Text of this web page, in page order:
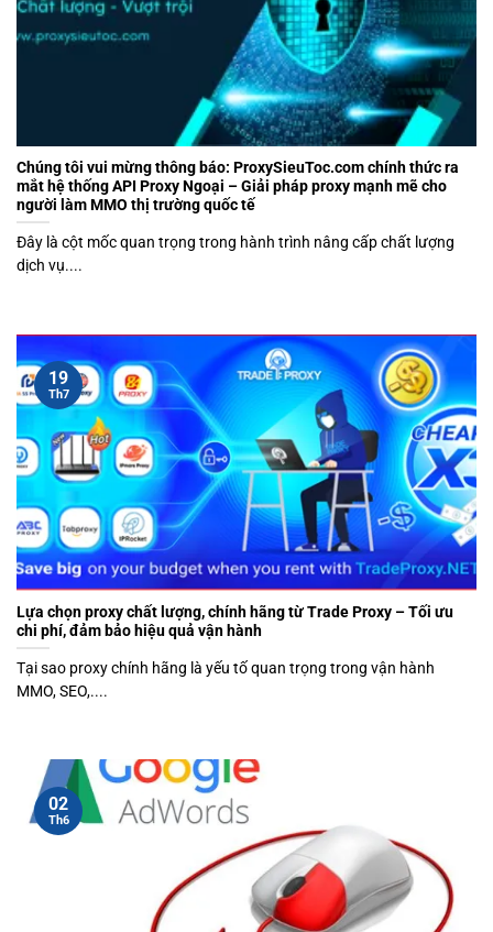
Chúng tôi vui mừng thông báo: ProxySieuToc.com chính thức ra
mắt hệ thống API Proxy Ngoại – Giải pháp proxy mạnh mẽ cho
người làm MMO thị trường quốc tế
Đây là cột mốc quan trọng trong hành trình nâng cấp chất lượng
dịch vụ....
Lựa chọn proxy chất lượng, chính hãng từ Trade Proxy – Tối ưu
chi phí, đảm bảo hiệu quả vận hành
Tại sao proxy chính hãng là yếu tố quan trọng trong vận hành
MMO, SEO,....
19
Th7
02
Th6